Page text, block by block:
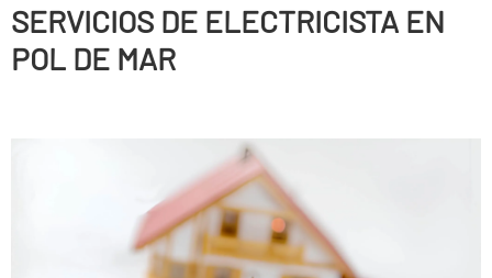
SERVICIOS DE ELECTRICISTA EN
POL DE MAR